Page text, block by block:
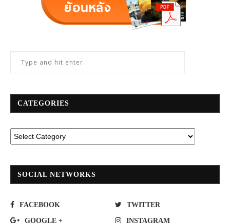
CATEGORIES
SOCIAL NETWORKS
FACEBOOK TWITTER
GOOGLE + INSTAGRAM